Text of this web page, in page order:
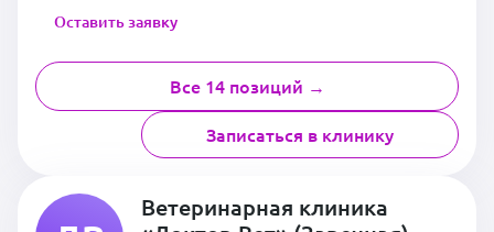
Оставить заявку
Все 14 позиций →
Записаться в клинику
Ветеринарная клиника